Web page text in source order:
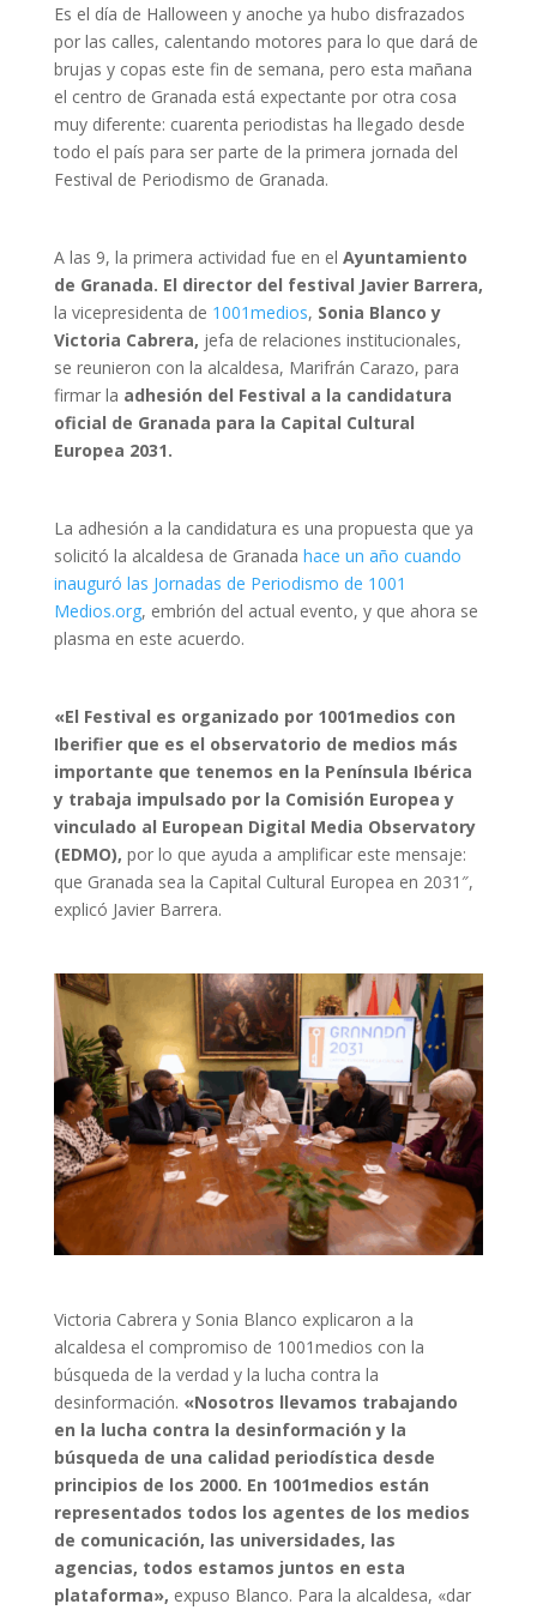
Es el día de Halloween y anoche ya hubo disfrazados
por las calles, calentando motores para lo que dará de
brujas y copas este fin de semana, pero esta mañana
el centro de Granada está expectante por otra cosa
muy diferente: cuarenta periodistas ha llegado desde
todo el país para ser parte de la primera jornada del
Festival de Periodismo de Granada.
A las 9, la primera actividad fue en el Ayuntamiento
de Granada. El director del festival Javier Barrera,
la vicepresidenta de 1001medios, Sonia Blanco y
Victoria Cabrera, jefa de relaciones institucionales,
se reunieron con la alcaldesa, Marifrán Carazo, para
firmar la adhesión del Festival a la candidatura
oficial de Granada para la Capital Cultural
Europea 2031.
La adhesión a la candidatura es una propuesta que ya
solicitó la alcaldesa de Granada hace un año cuando
inauguró las Jornadas de Periodismo de 1001
Medios.org, embrión del actual evento, y que ahora se
plasma en este acuerdo.
«El Festival es organizado por 1001medios con
Iberifier que es el observatorio de medios más
importante que tenemos en la Península Ibérica
y trabaja impulsado por la Comisión Europea y
vinculado al European Digital Media Observatory
(EDMO), por lo que ayuda a amplificar este mensaje:
que Granada sea la Capital Cultural Europea en 2031″,
explicó Javier Barrera.
Victoria Cabrera y Sonia Blanco explicaron a la
alcaldesa el compromiso de 1001medios con la
búsqueda de la verdad y la lucha contra la
desinformación. «Nosotros llevamos trabajando
en la lucha contra la desinformación y la
búsqueda de una calidad periodística desde
principios de los 2000. En 1001medios están
representados todos los agentes de los medios
de comunicación, las universidades, las
agencias, todos estamos juntos en esta
plataforma», expuso Blanco. Para la alcaldesa, «dar